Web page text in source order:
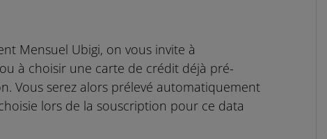
Mensuel Ubigi, on vous invite à
à choisir une carte de crédit déjà pré-
Vous serez alors prélevé automatiquement
lors de la souscription pour ce data